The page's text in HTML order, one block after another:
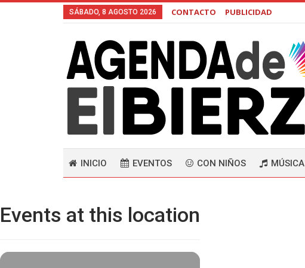
SÁBADO, 8 AGOSTO 2026 CONTACTO PUBLICIDAD
INICIO EVENTOS CON NIÑOS MÚSICA
Events at this location